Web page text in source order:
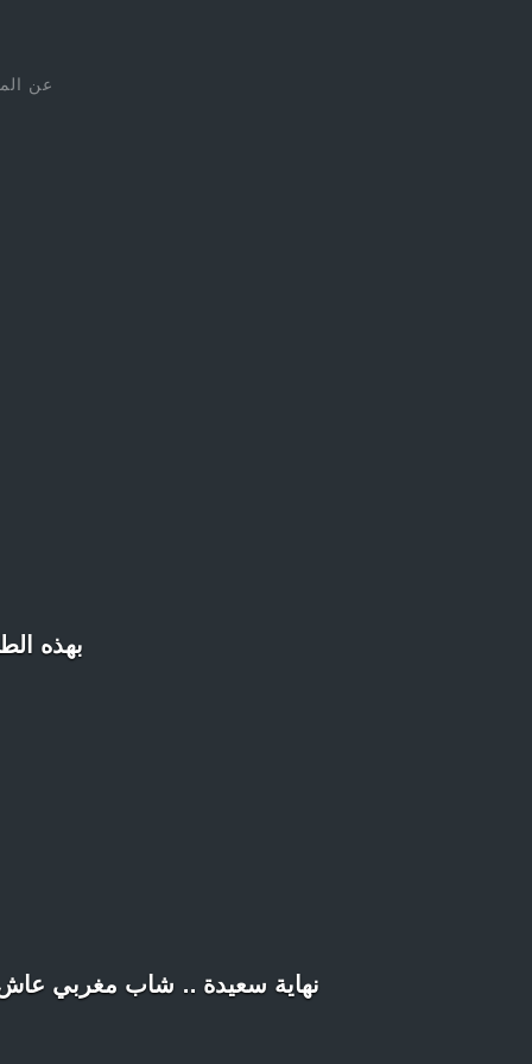
بهذه
نهاية سعيدة .. شاب مغربي عاش طفولة قاسية وعانى من 14
عن